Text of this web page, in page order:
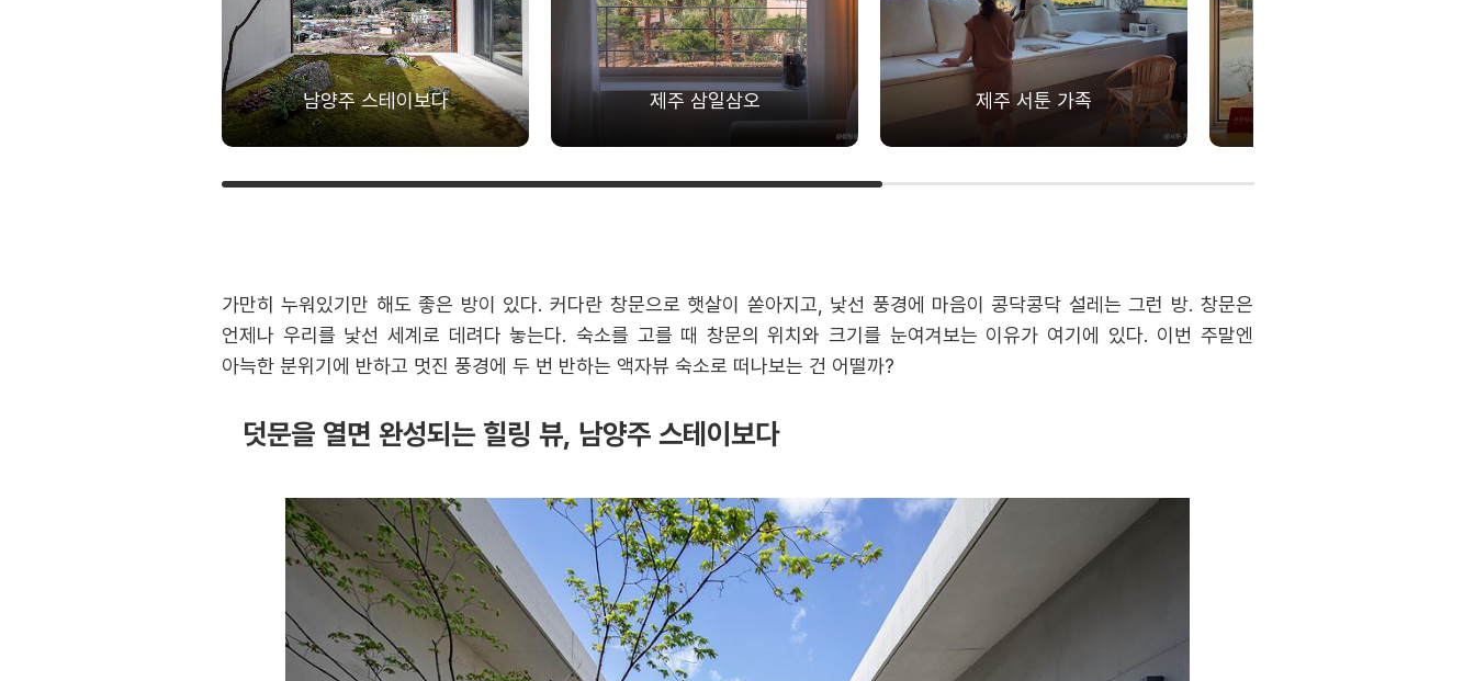
남양주 스테이보다 제주 삼일삼오 제주 서툰 가족
가만히 누워있기만 해도 좋은 방이 있다. 커다란 창문으로 햇살이 쏟아지고, 낯선 풍경에 마음이 콩닥콩닥 설레는 그런 방. 창문은
언제나 우리를 낯선 세계로 데려다 놓는다. 숙소를 고를 때 창문의 위치와 크기를 눈여겨보는 이유가 여기에 있다. 이번 주말엔
아늑한 분위기에 반하고 멋진 풍경에 두 번 반하는 액자뷰 숙소로 떠나보는 건 어떨까?
덧문을 열면 완성되는 힐링 뷰, 남양주 스테이보다